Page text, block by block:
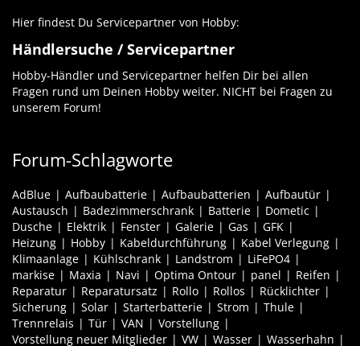
Hier findest Du Servicepartner von Hobby:
Händlersuche / Servicepartner
Hobby-Händler und Servicepartner helfen Dir bei allen
Fragen rund um Deinen Hobby weiter. NICHT bei Fragen zu
unserem Forum!
Forum-Schlagworte
AdBlue Aufbaubatterie Aufbaubatterien
Aufbautür
Austausch
Badezimmerschrank Batterie
Dometic
Dusche
Elektrik Fenster Galerie Gas
GFK
Heizung
Hobby Kabeldurchführung
Kabel Verlegung
Klimaanlage
Kühlschrank Landstrom
LiFePO4
markise
Maxia Navi Optima Ontour panel
Reifen
Reparatur
Reparatursatz Rollo Rollos
Rücklichter
Sicherung
Solar Starterbatterie Strom
Thule
Trennrelais
Tür VAN
Vorstellung
Vorstellung neuer Mitglieder
VW Wasser
Wasserhahn